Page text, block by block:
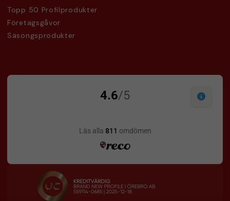
Topp 50 Profilprodukter
Företagsgåvor
Säsongsprodukter